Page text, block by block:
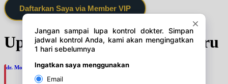
Daftarkan Saya via Member VIP
Update Jadwal Dokter terbaru
dr. Moelyono, SpA